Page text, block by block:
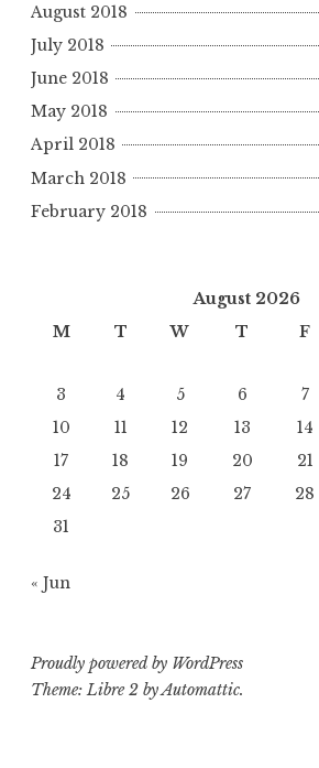
August 2018
July 2018
June 2018
May 2018
April 2018
March 2018
February 2018
August 2026
M
T W T F
3
4 5 6 7
10
11 12 13 14
17
18 19 20 21
24
25 26 27 28
31
« Jun
Proudly powered by WordPress
Theme: Libre 2 byAutomattic.